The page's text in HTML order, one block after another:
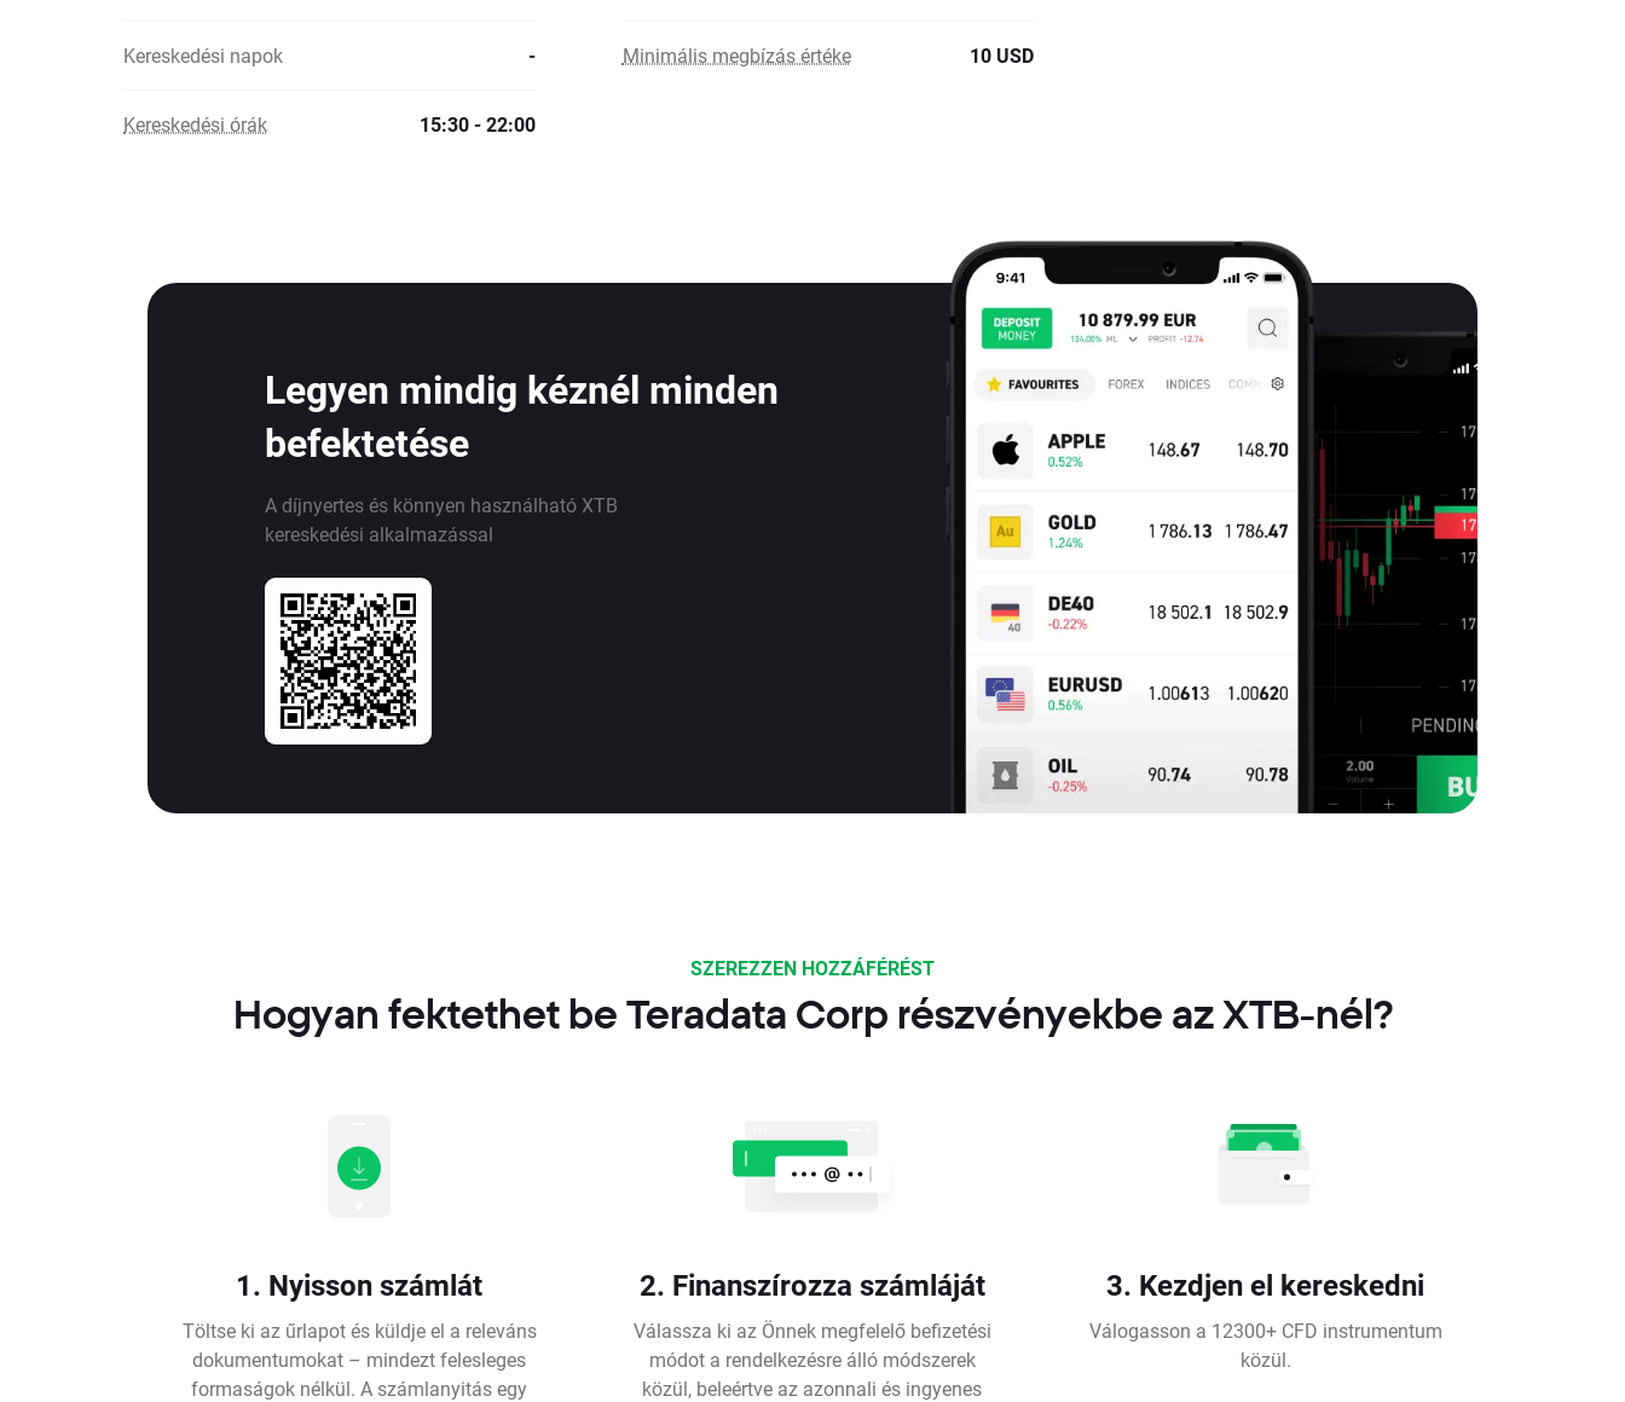
Kereskedési napok - Minimális megbízás értéke 10 USD
Kereskedési órák 15:30 - 22:00
Legyen mindig kéznél minden
befektetése
A díjnyertes és könnyen használható XTB
kereskedési alkalmazással
SZEREZZEN HOZZÁFÉRÉST
Hogyan fektethet be Teradata Corp részvényekbe az XTB-nél?
1. Nyisson számlát
Töltse ki az űrlapot és küldje el a releváns
dokumentumokat – mindezt felesleges
formaságok nélkül. A számlanyitás egy
2. Finanszírozza számláját
Válassza ki az Önnek megfelelő befizetési
módot a rendelkezésre álló módszerek
közül, beleértve az azonnali és ingyenes
3. Kezdjen el kereskedni
Válogasson a 12300+ CFD instrumentum
közül.